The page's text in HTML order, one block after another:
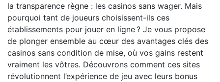
la transparence règne : les casinos sans wager. Mais
pourquoi tant de joueurs choisissent-ils ces
établissements pour jouer en ligne ? Je vous propose
de plonger ensemble au cœur des avantages clés des
casinos sans condition de mise, où vos gains restent
vraiment les vôtres. Découvrons comment ces sites
révolutionnent l’expérience de jeu avec leurs bonus